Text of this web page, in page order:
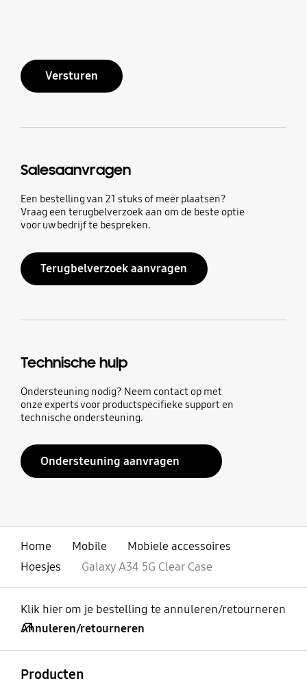
Versturen
Salesaanvragen
Een bestelling van 21 stuks of meer plaatsen?
Vraag een terugbelverzoek aan om de beste optie
voor uw bedrijf te bespreken.
Terugbelverzoek aanvragen
Technische hulp
Ondersteuning nodig? Neem contact op met
onze experts voor productspecifieke support en
technische ondersteuning.
Ondersteuning aanvragen
Home Mobile
Mobiele accessoires
Hoesjes
Galaxy A34 5G Clear Case
Klik hier om je bestelling te annuleren/retourneren
Annuleren/retourneren
Producten